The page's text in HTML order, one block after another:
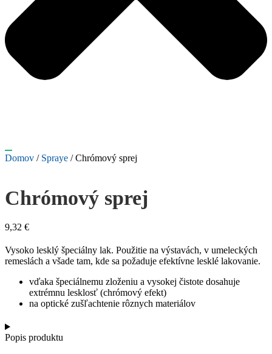
Domov / Spraye / Chrómový sprej
Chrómový sprej
9,32 €
Vysoko lesklý špeciálny lak. Použitie na výstavách, v umeleckých
remeslách a všade tam, kde sa požaduje efektívne lesklé lakovanie.
vďaka špeciálnemu zloženiu a vysokej čistote dosahuje
extrémnu lesklosť (chrómový efekt)
na optické zušľachtenie rôznych materiálov
Popis produktu